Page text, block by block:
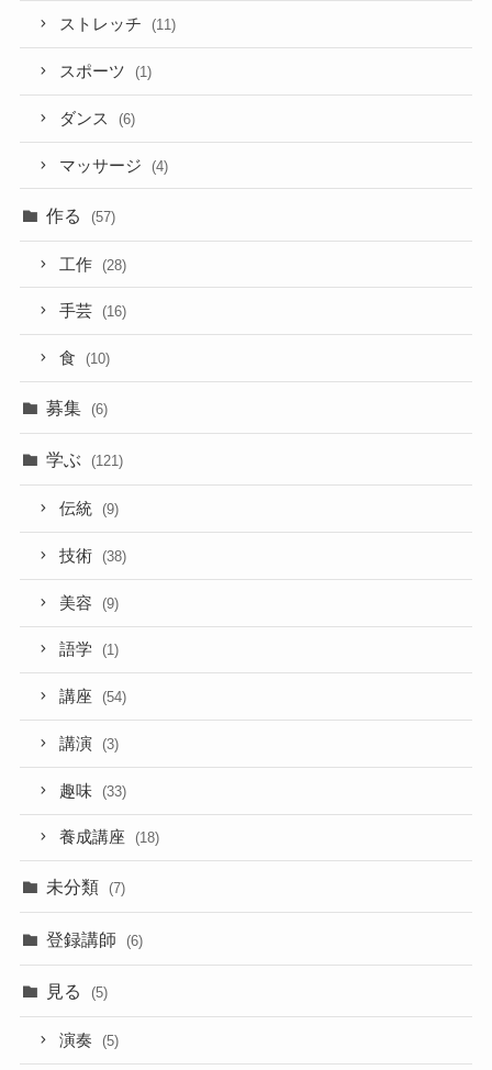
ストレッチ (11)
スポーツ (1)
ダンス (6)
マッサージ (4)
作る (57)
工作 (28)
手芸 (16)
食 (10)
募集 (6)
学ぶ (121)
伝統 (9)
技術 (38)
美容 (9)
語学 (1)
講座 (54)
講演 (3)
趣味 (33)
養成講座 (18)
未分類 (7)
登録講師 (6)
見る (5)
演奏 (5)